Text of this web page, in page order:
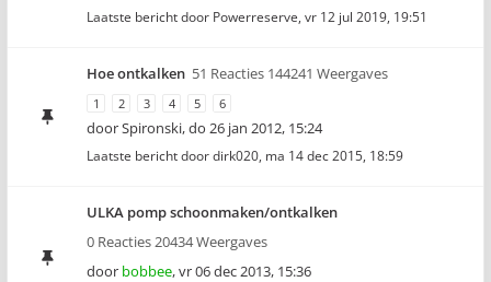
Laatste bericht door Powerreserve, vr 12 jul 2019, 19:51
Hoe ontkalken 51 Reacties 144241 Weergaves
1 2 3 4 5 6
doorSpironski,do 26 jan 2012, 15:24
Laatste bericht doordirk020, ma 14 dec 2015, 18:59
ULKA pomp schoonmaken/ontkalken
0 Reacties 20434 Weergaves
door bobbee,vr 06 dec 2013, 15:36